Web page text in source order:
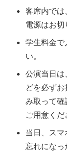
客席内では
電源はお切
学生料金で
い。
公演当日は
どを必ず
み取って確
ご用意くだ
当日、ス
忘れになっ